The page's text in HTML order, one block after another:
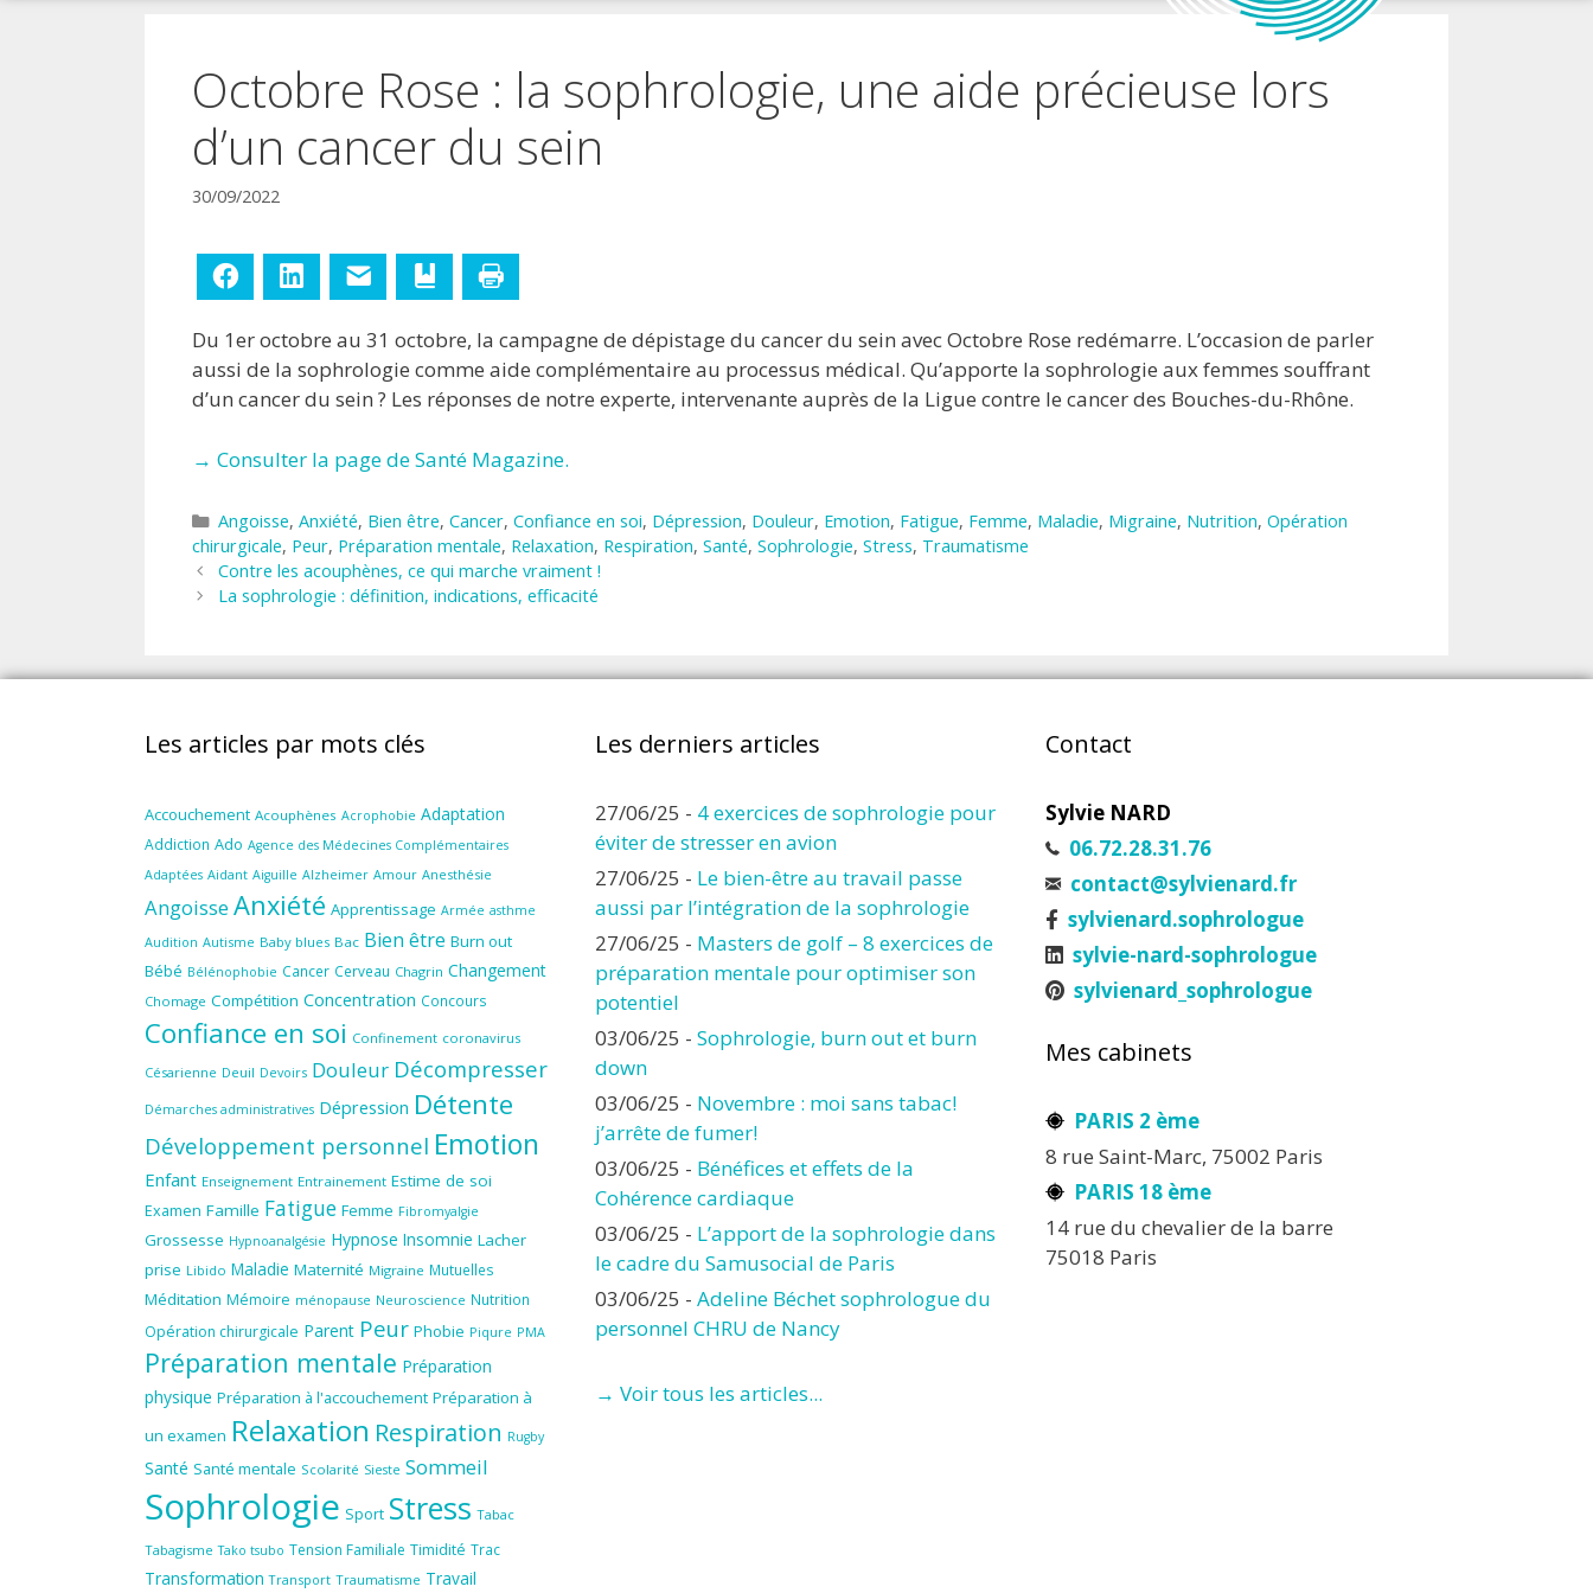
Octobre Rose : la sophrologie, une aide précieuse lors
d’un cancer du sein
30/09/2022
Facebook LinkedIn Ajouter aux favoris
Du 1er octobre au 31 octobre, la campagne de dépistage du cancer du sein avec Octobre Rose redémarre. L’occasion de parler
aussi de la sophrologie comme aide complémentaire au processus médical. Qu’apporte la sophrologie aux femmes souffrant
d’un cancer du sein ? Les réponses de notre experte, intervenante auprès de la Ligue contre le cancer des Bouches-du-Rhône.
→ Consulter la page de Santé Magazine.
Catégories
Angoisse, Anxiété, Bien être, Cancer, Confiance en soi, Dépression, Douleur, Emotion, Fatigue, Femme, Maladie, Migraine, Nutrition, Opération
chirurgicale, Peur, Préparation mentale, Relaxation, Respiration, Santé, Sophrologie, Stress, Traumatisme
Contre les acouphènes, ce qui marche vraiment !
La sophrologie : définition, indications, efficacité
Les articles par mots clés
Accouchement Acouphènes Acrophobie Adaptation
Addiction Ado Agence des Médecines Complémentaires
Adaptées Aidant Aiguille Alzheimer Amour Anesthésie
Angoisse Anxiété Apprentissage Armée asthme
Audition Autisme Baby blues Bac Bien être Burn out
Bébé Bélénophobie Cancer Cerveau Chagrin Changement
Chomage Compétition Concentration Concours
Confiance en soi Confinement coronavirus
Césarienne Deuil Devoirs Douleur Décompresser
Démarches administratives Dépression Détente
Développement personnel Emotion
Enfant Enseignement Entrainement Estime de soi
Examen Famille Fatigue Femme Fibromyalgie
Grossesse Hypnoanalgésie Hypnose Insomnie Lacher
prise Libido Maladie Maternité Migraine Mutuelles
Méditation Mémoire ménopause Neuroscience Nutrition
Opération chirurgicale Parent Peur Phobie Piqure PMA
Préparation mentale Préparation
physique Préparation à l'accouchement Préparation à
un examen Relaxation Respiration Rugby
Santé Santé mentale Scolarité Sieste Sommeil
Sophrologie Sport Stress Tabac
Tabagisme Tako tsubo Tension Familiale Timidité Trac
Transformation Transport Traumatisme Travail
Les derniers articles
27/06/25 - 4 exercices de sophrologie pour
éviter de stresser en avion
27/06/25 - Le bien-être au travail passe
aussi par l’intégration de la sophrologie
27/06/25 - Masters de golf – 8 exercices de
préparation mentale pour optimiser son
potentiel
03/06/25 - Sophrologie, burn out et burn
down
03/06/25 - Novembre : moi sans tabac!
j’arrête de fumer!
03/06/25 - Bénéfices et effets de la
Cohérence cardiaque
03/06/25 - L’apport de la sophrologie dans
le cadre du Samusocial de Paris
03/06/25 - Adeline Béchet sophrologue du
personnel CHRU de Nancy
→ Voir tous les articles...
Contact
Sylvie NARD
06.72.28.31.76
contact@sylvienard.fr
sylvienard.sophrologue
sylvie-nard-sophrologue
sylvienard_sophrologue
Mes cabinets
PARIS 2 ème
8 rue Saint-Marc, 75002 Paris
PARIS 18 ème
14 rue du chevalier de la barre
75018 Paris